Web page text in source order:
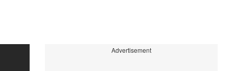
Advertisement